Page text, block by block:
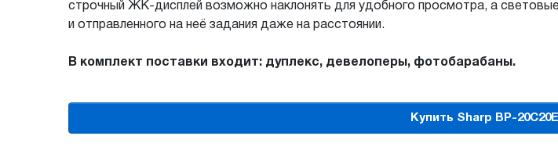
строчный ЖК-дисплей возможно наклонять для удобного просмотра, а
и отправленного на неё задания даже на расстоянии.
В комплект поставки входит: дуплекс, девелоперы, фотобарабаны.
Купить Sharp BP-